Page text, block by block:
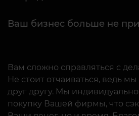
Не стоит отчаиваться, ведь
друг другу. Мы индивидуально
покупку Вашей фирмы, что
Ваши денег, но и время.
Вы станете частью бизнеса,